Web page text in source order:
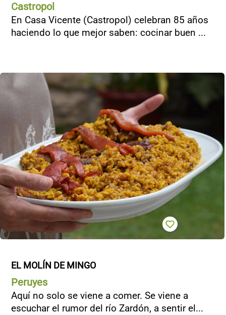
Castropol
En Casa Vicente (Castropol) celebran 85 años
haciendo lo que mejor saben: cocinar buen ...
EL MOLÍN DE MINGO
Peruyes
Aquí no solo se viene a comer. Se viene a
escuchar el rumor del río Zardón, a sentir el...